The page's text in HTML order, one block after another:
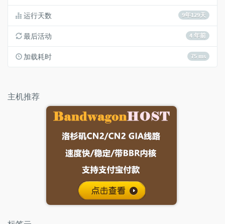
9年129天
运行天数
4 年前
最后活动
75 ms
加载耗时
主机推荐